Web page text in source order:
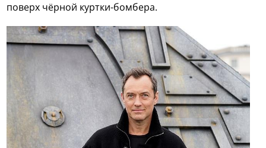
поверх чёрной куртки-бомбера.